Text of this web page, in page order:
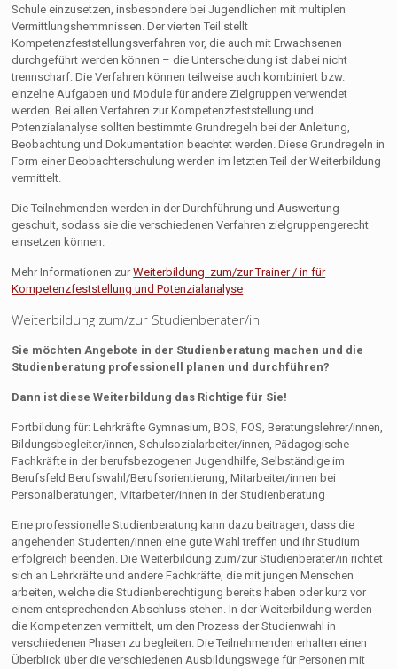
Schule einzusetzen, insbesondere bei Jugendlichen mit multiplen
Vermittlungshemmnissen. Der vierten Teil stellt
Kompetenzfeststellungsverfahren vor, die auch mit Erwachsenen
durchgeführt werden können – die Unterscheidung ist dabei nicht
trennscharf: Die Verfahren können teilweise auch kombiniert bzw.
einzelne Aufgaben und Module für andere Zielgruppen verwendet
werden. Bei allen Verfahren zur Kompetenzfeststellung und
Potenzialanalyse sollten bestimmte Grundregeln bei der Anleitung,
Beobachtung und Dokumentation beachtet werden. Diese Grundregeln in
Form einer Beobachterschulung werden im letzten Teil der Weiterbildung
vermittelt.
Die Teilnehmenden werden in der Durchführung und Auswertung
geschult, sodass sie die verschiedenen Verfahren zielgruppengerecht
einsetzen können.
Mehr Informationen zurWeiterbildung zum/zur Trainer / in für
Kompetenzfeststellung und Potenzialanalyse
Weiterbildung zum/zur Studienberater/in
Sie möchten Angebote in der Studienberatung machen und die
Studienberatung professionell planen und durchführen?
Dann ist diese Weiterbildung das Richtige für Sie!
Fortbildung für: Lehrkräfte Gymnasium, BOS, FOS, Beratungslehrer/innen,
Bildungsbegleiter/innen, Schulsozialarbeiter/innen, Pädagogische
Fachkräfte in der berufsbezogenen Jugendhilfe, Selbständige im
Berufsfeld Berufswahl/Berufsorientierung, Mitarbeiter/innen bei
Personalberatungen, Mitarbeiter/innen in der Studienberatung
Eine professionelle Studienberatung kann dazu beitragen, dass die
angehenden Studenten/innen eine gute Wahl treffen und ihr Studium
erfolgreich beenden. Die Weiterbildung zum/zur Studienberater/in richtet
sich an Lehrkräfte und andere Fachkräfte, die mit jungen Menschen
arbeiten, welche die Studienberechtigung bereits haben oder kurz vor
einem entsprechenden Abschluss stehen. In der Weiterbildung werden
die Kompetenzen vermittelt, um den Prozess der Studienwahl in
verschiedenen Phasen zu begleiten. Die Teilnehmenden erhalten einen
Überblick über die verschiedenen Ausbildungswege für Personen mit